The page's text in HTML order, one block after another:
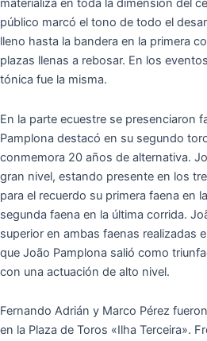
materializa en toda la dimensión del
público marcó el tono de todo el
lleno hasta la bandera en la primera
plazas llenas a rebosar. En los
tónica fue la misma.
En la parte ecuestre se presenciaron
Pamplona destacó en su segundo
conmemora 20 años de alternativa.
gran nivel, estando presente en los
para el recuerdo su primera faena en
segunda faena en la última corrida.
superior en ambas faenas realizadas
que João Pamplona salió como
con una actuación de alto nivel.
Fernando Adrián y Marco Pérez
en la Plaza de Toros «Ilha Terceira».